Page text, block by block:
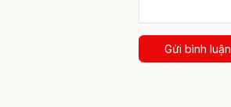
Gửi bình luận